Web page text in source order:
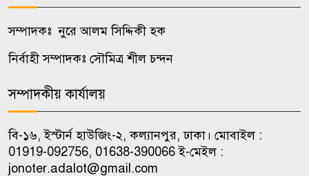
অস্ট্রেলিয়ার সাথে বাণিজ্য, বিনিয়োগ
গুরুত্বারোপ
৮
চেয়ে রুল
৯
সম্পাদকঃ নুরে আলম সিদ্দিকী হক
নির্বাহী সম্পাদকঃ সৌমিত্র শীল চন্দন
সম্পাদকীয় কার্যালয়
বি-১৬, ইস্টার্ন হাউজিং-২, কল্যানপুর, ঢাকা। মোবাইল :
01919-092756, 01638-390066 ই-মেইল :
jonoter.adalot@gmail.com